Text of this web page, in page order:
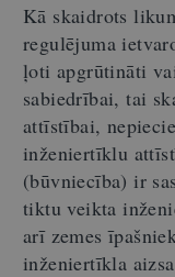
Kā skaidrots
regulējuma
ļoti apgrūtināti
sabiedrībai, tai
attīstībai,
inženiertīklu
(būvniecība) ir
tiktu veikta
arī zemes
inženiertīkla